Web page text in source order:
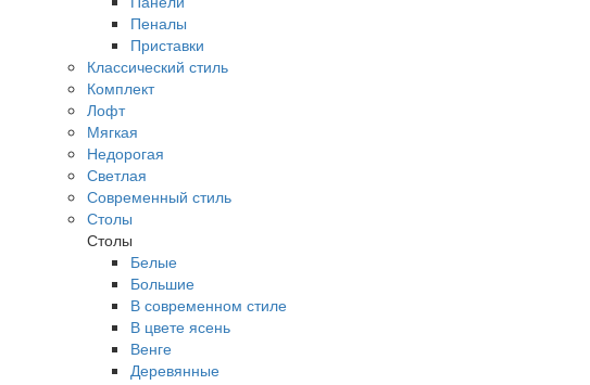
Пеналы
Приставки
Классический стиль
Комплект
Лофт
Мягкая
Недорогая
Светлая
Современный стиль
Столы
Столы
Белые
Большие
В современном стиле
В цвете ясень
Венге
Деревянные